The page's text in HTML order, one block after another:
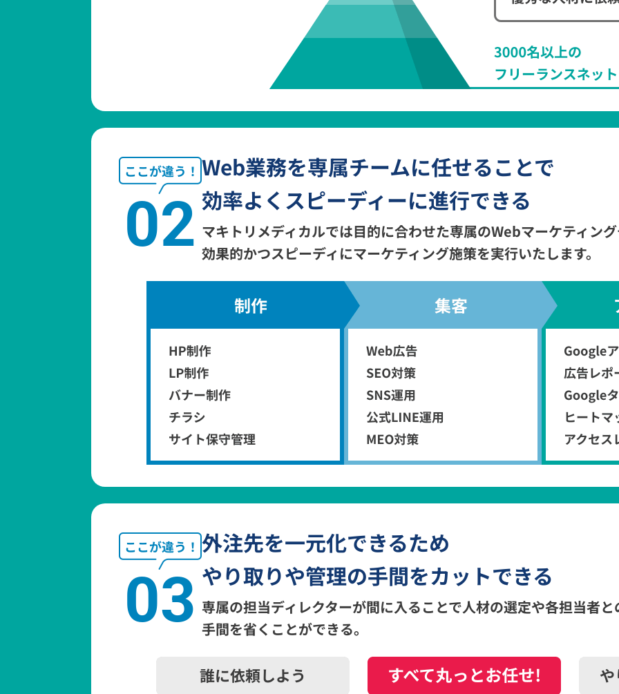
02
Web業務を専属チームに任せることで
効率よくスピーディーに進行できる
マキトリメディカルでは目的に合わせた専属のWebマーケティン
効果的かつスピーディにマーケティング施策を実行いたします。
03
外注先を一元化できるため
やり取りや管理の手間をカットできる
専属の担当ディレクターが間に入ることで人材の選定や各担当者
手間を省くことができる。